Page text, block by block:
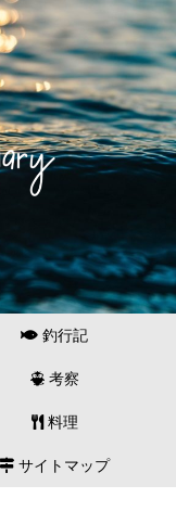
釣行記
考察
料理
サイトマップ